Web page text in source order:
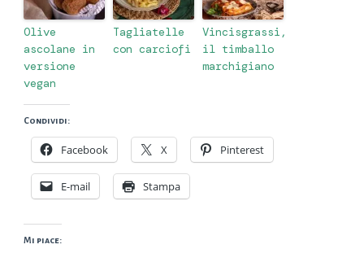
Olive
ascolane in
versione
vegan
Tagliatelle
con carciofi
Vincisgrassi,
il timballo
marchigiano
Condividi:
Facebook X Pinterest
E-mail Stampa
Mi piace: